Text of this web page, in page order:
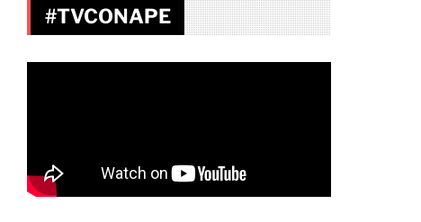
#TVCONAPE